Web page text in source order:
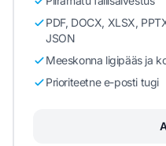
PDF, DOCX, XLSX,
JSON
Meeskonna ligipääs ja
Prioriteetne e-posti tugi